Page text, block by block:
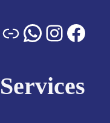
Services